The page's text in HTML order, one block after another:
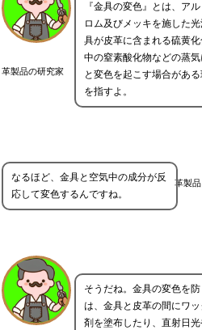
革製品の研究家
『金具の変色』とは、ア
ロム及びメッキを施した
具が皮革に含まれる硫黄
中の窒素酸化物などの蒸
と変色を起こす場合があ
を指すよ。
革製
なるほど、金具と空気中の成分が反
応して変色するんですね。
そうだね。金具の変色を
は、金具と皮革の間にワ
剤を塗布したり、直射日